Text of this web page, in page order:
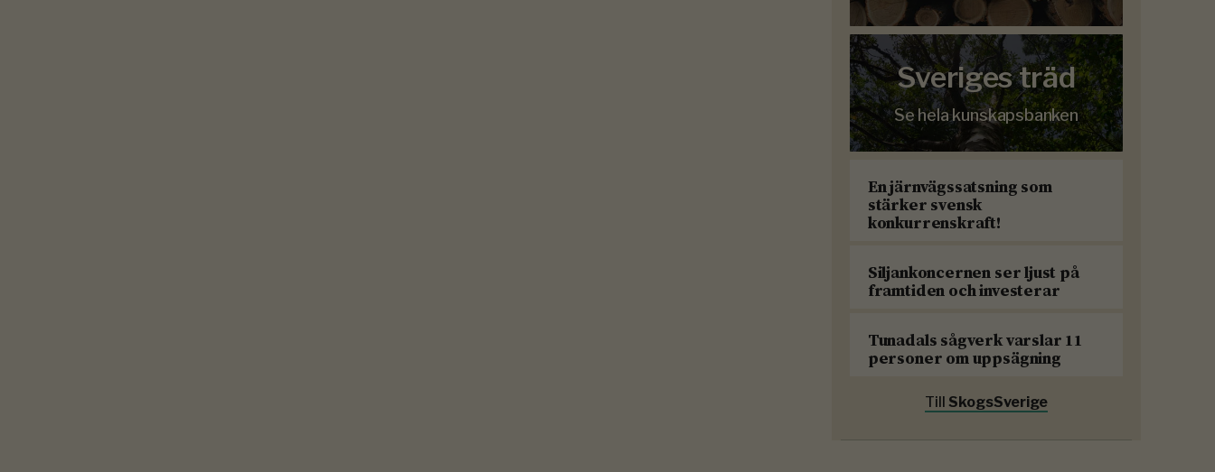
Sveriges träd
Se hela kunskapsbanken
En järnvägssatsning som
stärker svensk
konkurrenskraft!
Siljankoncernen ser ljust på
framtiden och investerar
Tunadals sågverk varslar 11
personer om uppsägning
Till SkogsSverige